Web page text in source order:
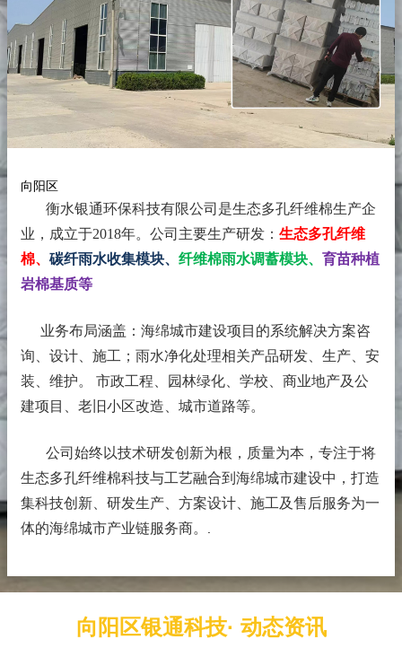
向阳区
衡水银通环保科技有限公司是生态多孔纤维棉生产企
业，成立于2018年。 公司主要生产研发： 生态多孔纤维
棉、 碳纤雨水收集模块、 纤维棉雨水调蓄模块、 育苗种植
岩棉基质等
业务布局涵盖：海绵城市建设项目的系统解决方案咨
询、设计、施工；雨水净化处理相关产品研发、生产、安
装、维护。 市政工程、园林绿化、学校、商业地产及公
建项目、老旧小区改造、城市道路等。
公司始终以技术研发创新为根，质量为本，专注于将
生态多孔纤维棉科技与工艺融合到海绵城市建设中，打造
集科技创新、研发生产、方案设计、施工及售后服务为一
体的海绵城市产业链服务商。
向阳区银通科技· 动态资讯